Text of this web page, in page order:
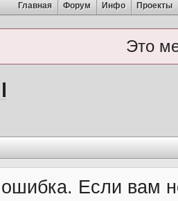
Главная Форум Инфо Проекты
Это
Если вам